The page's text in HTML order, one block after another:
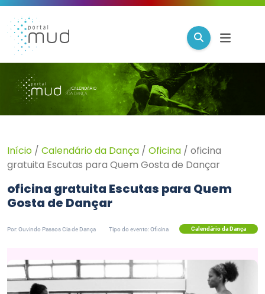
Início / Calendário da Dança / Oficina / oficina
gratuita Escutas para Quem Gosta de Dançar
oficina gratuita Escutas para Quem
Gosta de Dançar
Por: Ouvindo Passos Cia de Dança Tipo do evento: Oficina Calendário da Dança